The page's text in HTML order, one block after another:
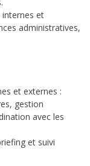
internes et
administratives,
et externes :
gestion
avec les
et suivi